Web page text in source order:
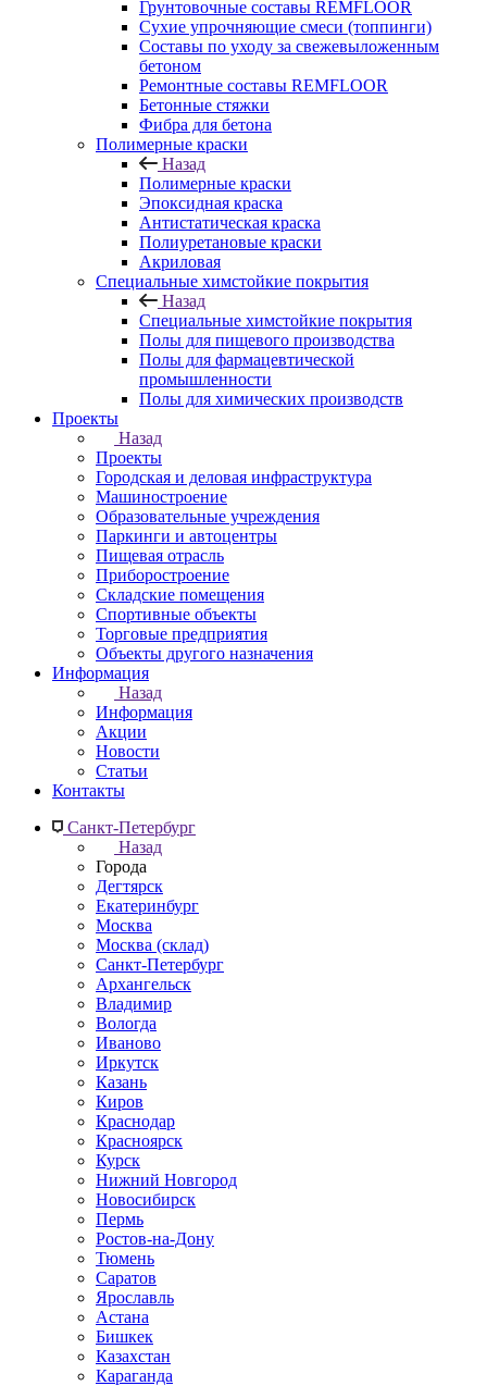
Грунтовочные составы REMFLOOR
Сухие упрочняющие смеси (топпинги)
Составы по уходу за свежевыложенным
бетоном
Ремонтные составы REMFLOOR
Бетонные стяжки
Фибра для бетона
Полимерные краски
Назад
Полимерные краски
Эпоксидная краска
Антистатическая краска
Полиуретановые краски
Акриловая
Специальные химстойкие покрытия
Назад
Специальные химстойкие покрытия
Полы для пищевого производства
Полы для фармацевтической
промышленности
Полы для химических производств
Проекты
Назад
Проекты
Городская и деловая инфраструктура
Машиностроение
Образовательные учреждения
Паркинги и автоцентры
Пищевая отрасль
Приборостроение
Складские помещения
Спортивные объекты
Торговые предприятия
Объекты другого назначения
Информация
Назад
Информация
Акции
Новости
Статьи
Контакты
Санкт-Петербург
Назад
Города
Дегтярск
Екатеринбург
Москва
Москва (склад)
Санкт-Петербург
Архангельск
Владимир
Вологда
Иваново
Иркутск
Казань
Киров
Краснодар
Красноярск
Курск
Нижний Новгород
Новосибирск
Пермь
Ростов-на-Дону
Тюмень
Саратов
Ярославль
Астана
Бишкек
Казахстан
Караганда